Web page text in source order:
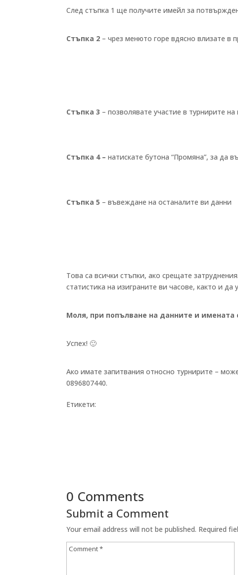
След стъпка 1 ще получите имейл за
Стъпка 2 – чрез менюто горе вдясно влизате в
Стъпка 3 – позволявате участие в турнирите
Стъпка 4 –натискате бутона “Промяна”, за да
Стъпка 5 – въвеждане на останалите ви данни
Това са всички стъпки, ако срещате
статистика на изиграните ви часове, както и
Моля, при попълване на данните и имената
Успех! 🙂
Ако имате запитвания относно турнирите –
0896807440.
Етикети:
0 Comments
Submit a Comment
Your email address will not be published. Required